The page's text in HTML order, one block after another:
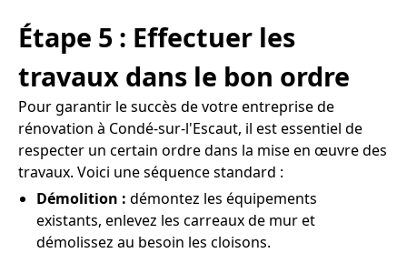
Étape 5 : Effectuer les
travaux dans le bon ordre
Pour garantir le succès de votre entreprise de
rénovation à Condé-sur-l'Escaut, il est essentiel de
respecter un certain ordre dans la mise en œuvre des
travaux. Voici une séquence standard :
Démolition : démontez les équipements
existants, enlevez les carreaux de mur et
démolissez au besoin les cloisons.